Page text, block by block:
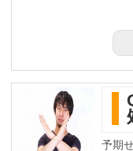
予期